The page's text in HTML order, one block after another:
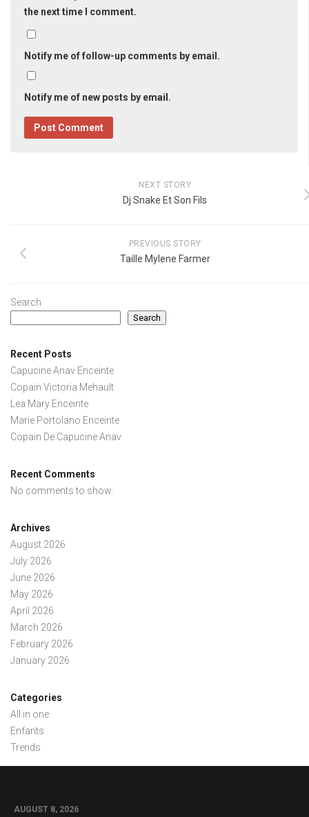
the next time I comment.
Notify me of follow-up comments by email.
Notify me of new posts by email.
NEXT STORY
Dj Snake Et Son Fils
PREVIOUS STORY
Taille Mylene Farmer
Search
Search
Recent Posts
Capucine Anav Enceinte
Copain Victoria Mehault
Lea Mary Enceinte
Marie Portolano Enceinte
Copain De Capucine Anav
Recent Comments
No comments to show.
Archives
August 2026
July 2026
June 2026
May 2026
April 2026
March 2026
February 2026
January 2026
Categories
All in one
Enfants
Trends
AUGUST 8, 2026